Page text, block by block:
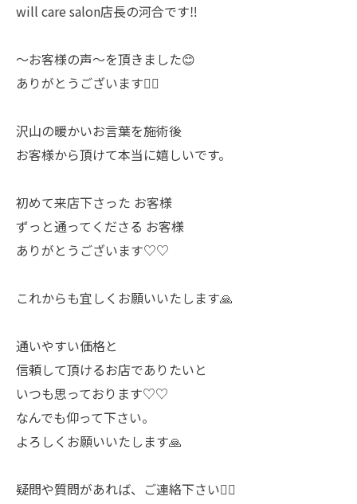
will care salon店長の河合です‼︎
〜お客様の声〜を頂きました😊
ありがとうございます🙇‍♀️
沢山の暖かいお言葉を施術後
お客様から頂けて本当に嬉しいです。
初めて来店下さった お客様
ずっと通ってくださる お客様
ありがとうございます♡♡
これからも宜しくお願いいたします🙏
通いやすい価格と
信頼して頂けるお店でありたいと
いつも思っております♡♡
なんでも仰って下さい。
よろしくお願いいたします🙏
疑問や質問があれば、ご連絡下さい🙇‍♀️